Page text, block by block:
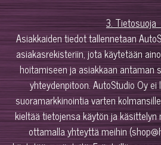
3. Tietosuoja
Asiakkaiden tiedot tallennetaan
asiakasrekisteriin, jota käytetään
hoitamiseen ja asiakkaan antaman
yhteydenpitoon. AutoStudio Oy
suoramarkkinointia varten
kieltää tietojensa käytön ja
ottamalla yhteyttä meihin